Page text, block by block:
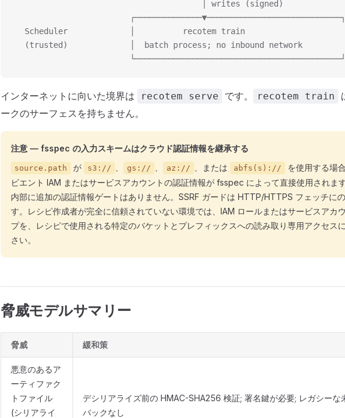
                                       │ writes (signed)
                        ┌──────────────▼────────────────────────────┐
  Scheduler             │          recotem train                     │
  (trusted)             │  batch process; no inbound network         │
                        └───────────────────────────────────────────┘
インターネットに向いた境界は recotem serve です。 recotem train
ークのサーフェスを持ちません。
注意 — fsspec の入力スキームはクラウド認証情報を継承する
source.path が s3:// gs:// az:// 、または abfs(s)://
を使用する場
ビエント IAM またはサービスアカウントの認証情報が fsspec によって直接使用され
内部に追加の認証情報ゲートはありません。SSRF ガードは HTTP/HTTPS フェッチに
す。レシピ作成者が完全に信頼されていない環境では、IAM ロールまたはサービスアカ
プを、レシピで使用される特定のバケットとプレフィックスへの読み取り専用アクセス
さい。
脅威モデルサマリー
脅威 緩和策
悪意のあるア
ーティファク
トファイル
(シリアライ
デシリアライズ前の HMAC-SHA256 検証; 署名鍵が必要; レガシーな
バックなし